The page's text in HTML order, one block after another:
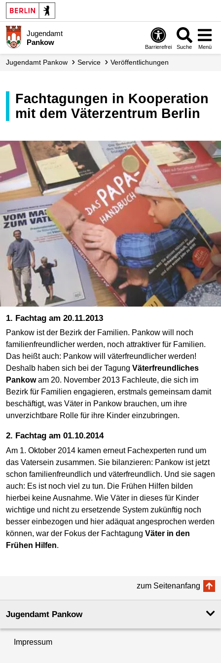
Jugendamt
Pankow
Barrierefrei Suche Menü
Jugendamt Pankow Service Ver­öffent­lichungen
Fachtagungen in Kooperation
mit dem Väterzentrum Berlin
1. Fachtag am 20.11.2013
Pankow ist der Bezirk der Familien. Pankow will noch
familienfreundlicher werden, noch attraktiver für Familien.
Das heißt auch: Pankow will väterfreundlicher werden!
Deshalb haben sich bei der Tagung Väterfreundliches
Pankowam 20. November 2013 Fachleute, die sich im
Bezirk für Familien engagieren, erstmals gemeinsam damit
beschäftigt, was Väter in Pankow brauchen, um ihre
unverzichtbare Rolle für ihre Kinder einzubringen.
2. Fachtag am 01.10.2014
Am 1. Oktober 2014 kamen erneut Fachexperten rund um
das Vatersein zusammen. Sie bilanzieren: Pankow ist jetzt
schon familienfreundlich und väterfreundlich. Und sie sagen
auch: Es ist noch viel zu tun. Die Frühen Hilfen bilden
hierbei keine Ausnahme. Wie Väter in dieses für Kinder
wichtige und nicht zu ersetzende System zukünftig noch
besser einbezogen und hier adäquat angesprochen werden
können, war der Fokus der Fachtagung Väter in den
Frühen Hilfen.
zum Seitenanfang
Jugendamt Pankow
Impressum